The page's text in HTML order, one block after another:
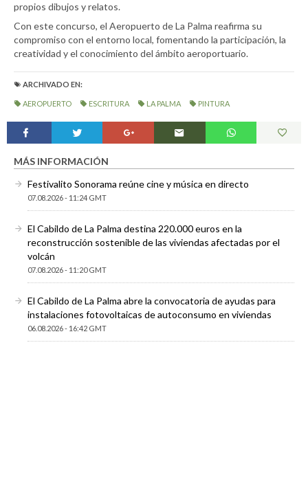
propios dibujos y relatos.
Con este concurso, el Aeropuerto de La Palma reafirma su
compromiso con el entorno local, fomentando la participación, la
creatividad y el conocimiento del ámbito aeroportuario.
ARCHIVADO EN:
AEROPUERTO ESCRITURA LA PALMA PINTURA
MÁS INFORMACIÓN
Festivalito Sonorama reúne cine y música en directo
07.08.2026 - 11:24 GMT
El Cabildo de La Palma destina 220.000 euros en la
reconstrucción sostenible de las viviendas afectadas por el
volcán
07.08.2026 - 11:20 GMT
El Cabildo de La Palma abre la convocatoria de ayudas para
instalaciones fotovoltaicas de autoconsumo en viviendas
06.08.2026 - 16:42 GMT